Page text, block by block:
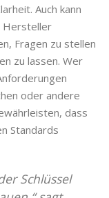
Auch kann
Hersteller
Fragen zu stellen
zu lassen. Wer
oder andere
dass
Standards
Schlüssel